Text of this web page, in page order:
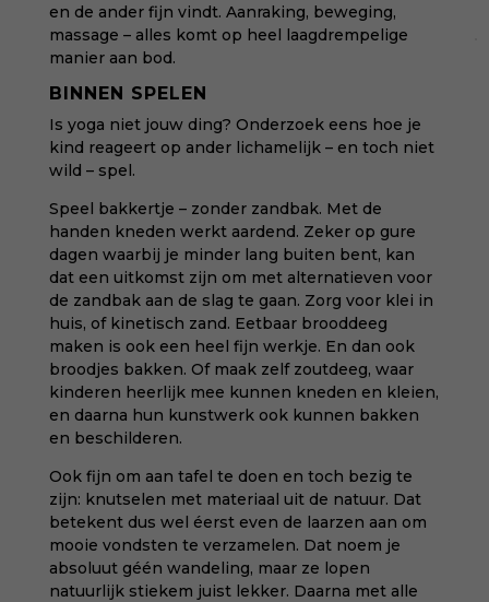
en de ander fijn vindt. Aanraking, beweging,
massage – alles komt op heel laagdrempelige
manier aan bod.
BINNEN SPELEN
Is yoga niet jouw ding? Onderzoek eens hoe je
kind reageert op ander lichamelijk – en toch niet
wild – spel.
Speel bakkertje – zonder zandbak. Met de
handen kneden werkt aardend. Zeker op gure
dagen waarbij je minder lang buiten bent, kan
dat een uitkomst zijn om met alternatieven voor
de zandbak aan de slag te gaan. Zorg voor klei in
huis, of kinetisch zand. Eetbaar brooddeeg
maken is ook een heel fijn werkje. En dan ook
broodjes bakken. Of maak zelf zoutdeeg, waar
kinderen heerlijk mee kunnen kneden en kleien,
en daarna hun kunstwerk ook kunnen bakken
en beschilderen.
Ook fijn om aan tafel te doen en toch bezig te
zijn: knutselen met materiaal uit de natuur. Dat
betekent dus wel éerst even de laarzen aan om
mooie vondsten te verzamelen. Dat noem je
absoluut géén wandeling, maar ze lopen
natuurlijk stiekem juist lekker. Daarna met alle